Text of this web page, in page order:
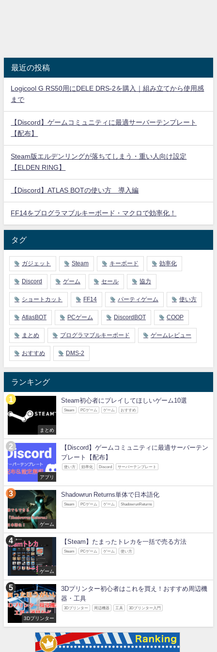
最近の投稿
Logicool G RS50用にDELE DRS-2を購入｜組み立てから使用感
まで
【Discord】ゲームコミュニティに最適サーバーテンプレート
【配布】
Steam版エルデンリングが落ちてしまう・重い人向け設定
【ELDEN RING】
【Discord】ATLAS BOTの使い方 導入編
FF14をプログラマブルキーボード・マクロで効率化！
タグ
ガジェット Steam キーボード 効率化
Discord ゲーム セール 協力
ショートカット FF14 パーティゲーム 使い方
AtlasBOT PCゲーム DiscordBOT COOP
まとめ プログラマブルキーボード ゲームレビュー
おすすめ DMS-2
ランキング
まとめ
Steam初心者にプレイしてほしいゲーム10選
Steam PCゲーム ゲーム おすすめ
アプリ
【Discord】ゲームコミュニティに最適サーバーテン
プレート【配布】
使い方 効率化 Discord サーバーテンプレート
ゲーム
Shadowrun Returns単体で日本語化
Steam PCゲーム ゲーム ShadowrunReturns
ゲーム
【Steam】たまったトレカを一括で売る方法
Steam PCゲーム ゲーム 使い方
3Dプリンター
3Dプリンター初心者はこれを買え！おすすめ周辺機
器・工具
3Dプリンター 周辺機器 工具 3Dプリンター入門